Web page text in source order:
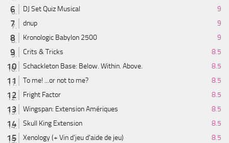
DJ Set Quiz Musical
9
dnup
9
Kronologic Babylon 2500
9
Crits & Tricks
8.5
Schackleton Base: Below. Within. Above.
8.5
To me! ...or not to me?
8.5
Fright Factor
8.5
Wingspan: Extension Amériques
8.5
Skull King Extension
8.5
Xenology (+ Vin d'jeu d'aide de jeu)
8.5